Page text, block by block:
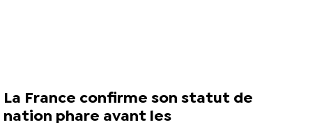
La France confirme son statut de
nation phare avant les